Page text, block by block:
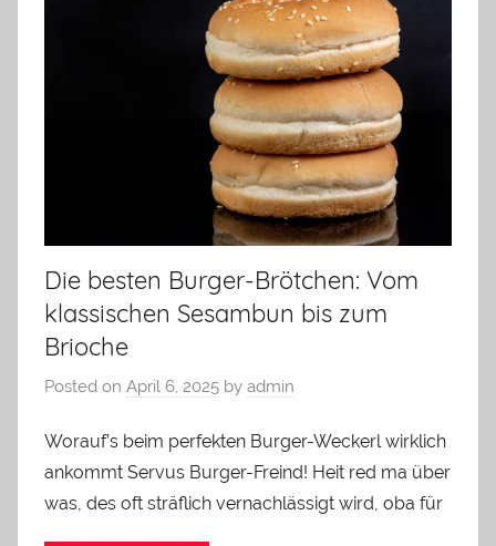
Die besten Burger-Brötchen: Vom
klassischen Sesambun bis zum
Brioche
Posted on April 6, 2025 by admin
Worauf’s beim perfekten Burger-Weckerl wirklich
ankommt Servus Burger-Freind! Heit red ma über
was, des oft sträflich vernachlässigt wird, oba für